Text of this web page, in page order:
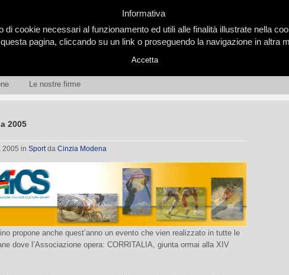
Le nostre firme
2005
2005 in Sportda Cinzia Modena
propone anche quest’anno un evento che vien realizzato in tutte le
dove l’Associazione opera: CORRITALIA, giunta ormai alla XIV
Informativa
cookie necessari al funzionamento ed utili alle finalità illustrate nella
pagina, cliccando su un link o proseguendo la navigazione in altra
Accetta